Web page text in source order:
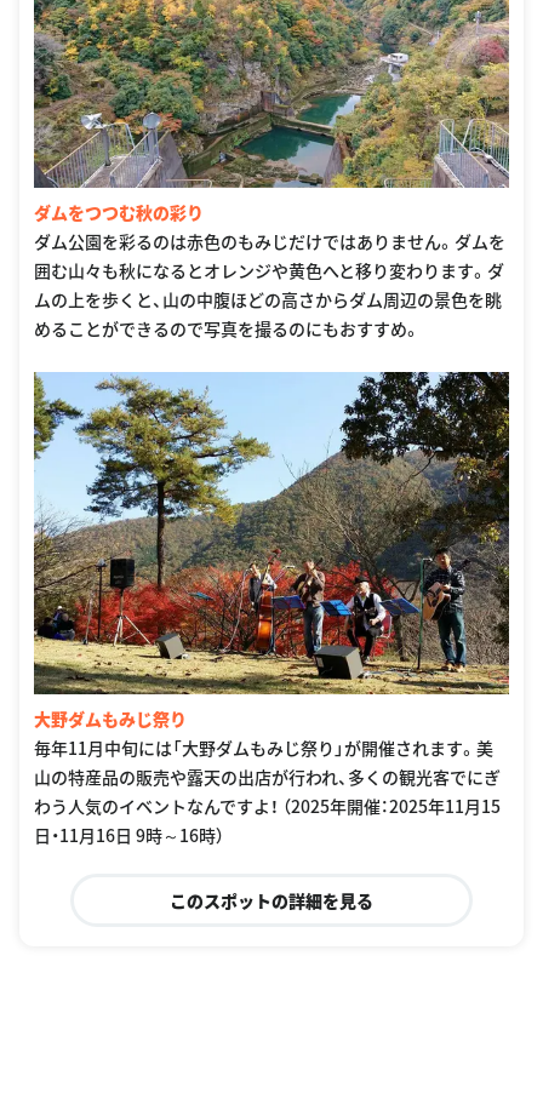
ダムをつつむ秋の彩り
ダム公園を彩るのは赤色のもみじだけではありません。ダムを
囲む山々も秋になるとオレンジや黄色へと移り変わります。ダ
ムの上を歩くと、山の中腹ほどの高さからダム周辺の景色を眺
めることができるので写真を撮るのにもおすすめ。
大野ダムもみじ祭り
毎年11月中旬には「大野ダムもみじ祭り」が開催されます。美
山の特産品の販売や露天の出店が行われ、多くの観光客でにぎ
わう人気のイベントなんですよ！ （2025年開催：2025年11月15
日・11月16日 9時～16時）
このスポットの詳細を見る